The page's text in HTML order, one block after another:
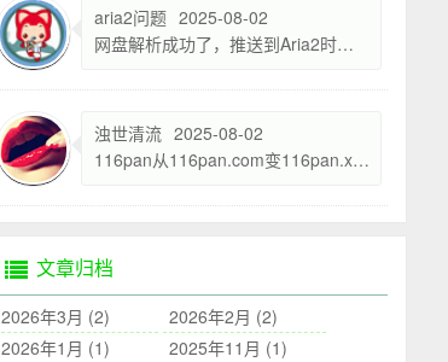
aria2问题 2025-08-02
网盘解析成功了，推送到Aria2时直接就到已停止了大概是哪方面原因。（软件之前一直可以用的，中间没有改过设置。就这几天开始不行的。资源用idm可以下载应该也没有问题。）
浊世清流 2025-08-02
116pan从116pan.com变116pan.xyz了 希望能加上
文章归档
2026年3月 (2)
2026年2月 (2)
2026年1月 (1)
2025年11月 (1)